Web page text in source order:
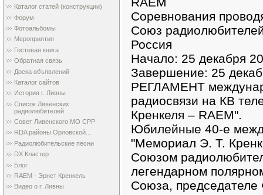
Каталог статей (конструкции)
Форум
Фотоальбомы
Мероприятия
Гостевая книга
Обратная связь
Доска объявлений
Каталог сайтов
История г. Ливны
Список Ливенских
радиолюбителей
Совет Ливенского МО СРР
RDA районы Орловской...
Радиолюбительские песни
DX Кластер
Блог
RAEM - Эрнст Кренкель
Видео о г. Ливны
Соревнования
Союз
Россия
Начало: 25 декабря
Завершение: 25
РЕГЛАМЕНТ
радиосвязи на КВ
Кренкеля – RAEM".
Юбилейные 40-е
"Мемориал Э. Т.
Союзом
легендарном
Союза,